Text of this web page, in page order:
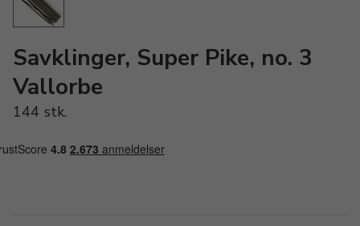
Savklinger, Super Pike, no. 3
Vallorbe
144 stk.